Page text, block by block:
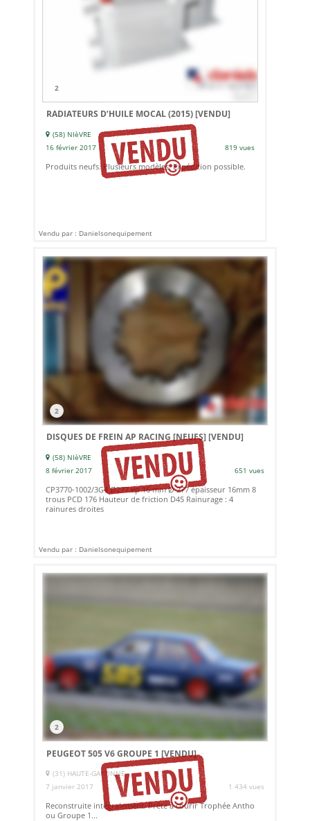
2
RADIATEURS D’HUILE MOCAL (2015)[VENDU]
(58) NIèVRE
16 février 2017
819 vues
Produits neufs. Plusieurs modèles. Expédition possible.
Vendu par : Danielsonequipement
2
DISQUES DE FREIN AP RACING [NEUFS] [VENDU]
(58) NIèVRE
8 février 2017
651 vues
CP3770-1002/3G4 Ø277 ep 16 mm Ø 277 épaisseur 16mm 8
trous PCD 176 Hauteur de friction D45 Rainurage : 4
rainures droites
Vendu par : Danielsonequipement
2
PEUGEOT 505 V6 GROUPE 1 [VENDU]
(31) HAUTE-GARONNE
7 janvier 2017
1 434 vues
Reconstruite intégralement. Prête à courir Trophée Antho
ou Groupe 1...